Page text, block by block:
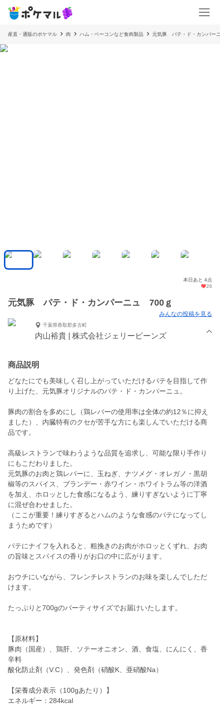
産直・通販のポケマル 肉 ハム・ベーコンなど食肉製品 元気豚 パテ・ド・カンパー
本日あと 4点
26
元気豚 パテ・ド・カンパーニュ 700ｇ
みんなの投稿を見る
千葉県香取郡多古町
内山裕貴 | 株式会社ジェリービーンズ
商品説明
どなたにでも美味しく召し上がっていただけるパテを目指して作
り上げた、元気豚オリジナルのパテ・ド・カンパーニュ。
豚肉の割合を多めにし（鶏レバーの使用率は全体の約12％に抑え
ました）、内臓特有のクセが苦手な方にも楽しんでいただける商
品です。
高級レストランで味わうような品質を追求し、可能な限り手作り
にもこだわりました。
元気豚のお肉と鶏レバーに、玉ねぎ、ナツメグ・オレガノ・黒胡
椒等のスパイス、ブランデー・赤ワイン・ホワイトラム等の洋酒
を加え、ホロッとした食感になるよう、練りすぎないように丁寧
に混ぜ合わせました。
（ここが重要！練りすぎるとハムのような食感のパテになってし
まうためです）
パテにナイフを入れると、粗挽きのお肉がホロッとくずれ、お肉
の旨味とスパイスの香りがお口の中に広がります。
おウチにいながら、フレンチレストランのお味を楽しんでしただ
けます。
たっぷりと700gのパーティサイズでお届けいたします。
【原材料】
豚肉（国産）、鶏肝、ソテーオニオン、酒、食塩、にんにく、香
辛料
酸化防止剤（V.C）、発色剤（硝酸K、亜硝酸Na）
【栄養成分表示（100gあたり）】
エネルギー：284kcal